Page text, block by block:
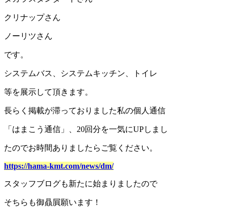
クリナップさん
ノーリツさん
です。
システムバス、システムキッチン、トイレ
等を展示して頂きます。
長らく掲載が滞っておりました私の個人通信
「はまこう通信」、20回分を一気にUPしまし
たのでお時間ありましたらご覧ください。
https://hama-kmt.com/news/dm/
スタッフブログも新たに始まりましたので
そちらも御贔屓願います！